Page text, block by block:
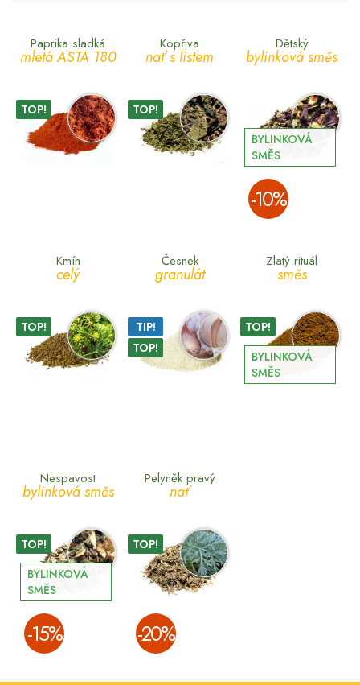
Paprika sladká
mletá ASTA 180
TOP!
Kopřiva
nať s listem
TOP!
Dětský
bylinková směs
BYLINKOVÁ
SMĚS
­-10%
Kmín
celý
TOP!
Česnek
granulát
TIP!
TOP!
Zlatý rituál
směs
TOP!
BYLINKOVÁ
SMĚS
Nespavost
bylinková směs
TOP!
BYLINKOVÁ
SMĚS
­-15%
Pelyněk pravý
nať
TOP!
­-20%